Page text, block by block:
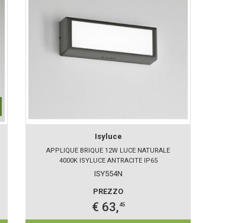
Isyluce
APPLIQUE BRIQUE 12W LUCE NATURALE
4000K ISYLUCE ANTRACITE IP65
ISY554N
PREZZO
€ 63,45